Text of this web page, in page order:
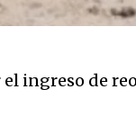
ingreso de